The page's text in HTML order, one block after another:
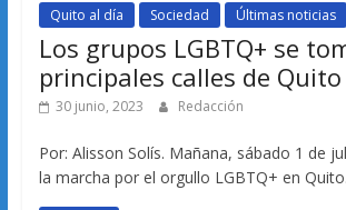
Quito al día Sociedad Últimas noticias
Los grupos LGBTQ+ se
principales calles de Quito
30 junio, 2023 Redacción
Por: Alisson Solís. Mañana, sábado 1 de
la marcha por el orgullo LGBTQ+ en